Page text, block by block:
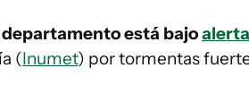
está bajo
(Inumet) por tormentas